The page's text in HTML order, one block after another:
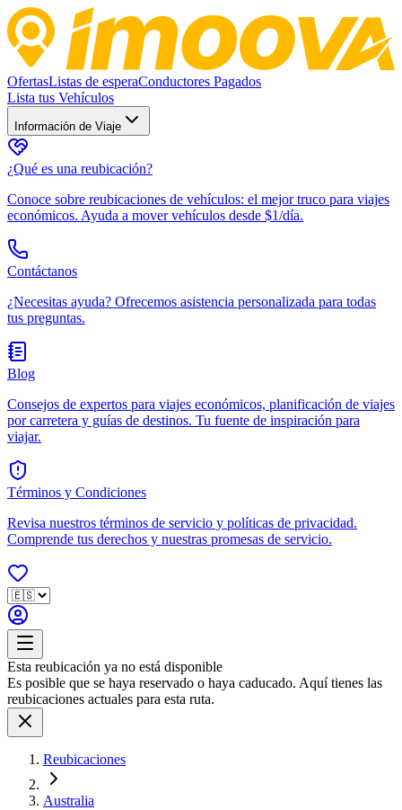
OfertasListas de esperaConductores Pagados
Lista tus Vehículos
Información de Viaje
¿Qué es una reubicación?
Conoce sobre reubicaciones de vehículos: el mejor truco para viajes
económicos. Ayuda a mover vehículos desde $1/día.
Contáctanos
¿Necesitas ayuda? Ofrecemos asistencia personalizada para todas
tus preguntas.
Blog
Consejos de expertos para viajes económicos, planificación de viajes
por carretera y guías de destinos. Tu fuente de inspiración para
viajar.
Términos y Condiciones
Revisa nuestros términos de servicio y políticas de privacidad.
Comprende tus derechos y nuestras promesas de servicio.
Esta reubicación ya no está disponible
Es posible que se haya reservado o haya caducado. Aquí tienes las
reubicaciones actuales para esta ruta.
Reubicaciones
Australia